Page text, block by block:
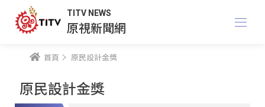
TITV NEWS
原視新聞網
首頁 原民設計金獎
原民設計金獎